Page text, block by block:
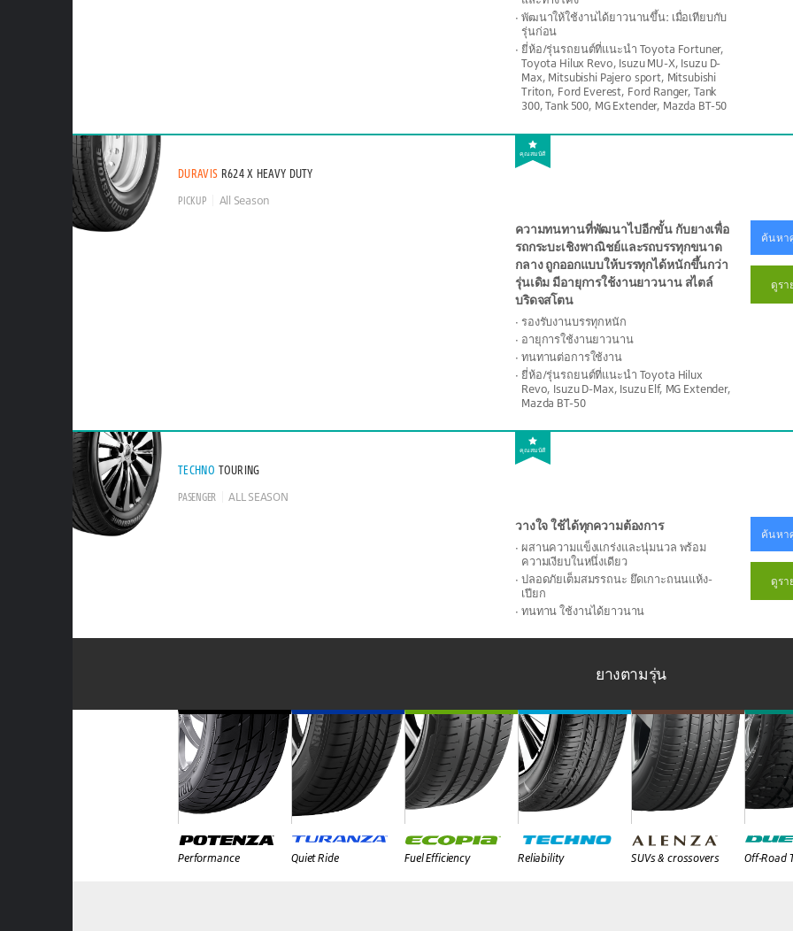
พัฒนาให้ใช้งานได้ยาวนานขึ้น: เมื่อเทียบกับ
รุ่นก่อน
ยี่ห้อ/รุ่นรถยนต์ที่แนะนำ Toyota Fortuner,
Toyota Hilux Revo, Isuzu MU-X, Isuzu D-
Max, Mitsubishi Pajero sport, Mitsubishi
Triton, Ford Everest, Ford Ranger, Tank
300, Tank 500, MG Extender, Mazda BT-50
คุณสมบัติ
DURAVIS R624 X HEAVY DUTY
PICKUP All Season
ความทนทานที่พัฒนาไปอีกขั้น กับยางเพื่อ
รถกระบะเชิงพาณิชย์และรถบรรทุกขนาด
กลาง ถูกออกแบบให้บรรทุกได้หนักขึ้นกว่า
รุ่นเดิม มีอายุการใช้งานยาวนาน สไตล์
บริดจสโตน
รองรับงานบรรทุกหนัก
อายุการใช้งานยาวนาน
ทนทานต่อการใช้งาน
ยี่ห้อ/รุ่นรถยนต์ที่แนะนำ Toyota Hilux
Revo, Isuzu D-Max, Isuzu Elf, MG Extender,
Mazda BT-50
ค้นหา
ดูรา
คุณสมบัติ
TECHNO TOURING
PASENGER ALL SEASON
วางใจ ใช้ได้ทุกความต้องการ
ผสานความแข็งแกร่งและนุ่มนวล พร้อม
ความเงียบในหนึ่งเดียว
ปลอดภัยเต็มสมรรถนะ ยึดเกาะถนนแห้ง-
เปียก
ทนทาน ใช้งานได้ยาวนาน
ค้นหา
ดูรา
ยางตามรุ่น
Performance Quiet Ride Fuel Efficiency Reliability SUVs & crossovers Off-Road